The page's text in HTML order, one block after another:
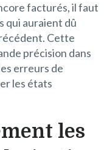
facturés, il faut
qui auraient dû
Cette
précision dans
erreurs de
les états
les